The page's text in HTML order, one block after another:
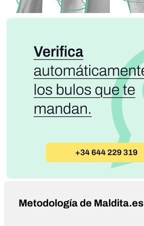
Metodología de Maldita.es